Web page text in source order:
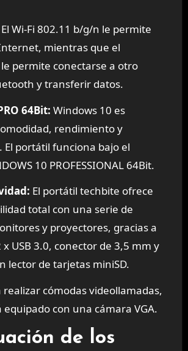
El Wi-Fi 802.11 b/g/n le permite
mientras que el
permite conectarse a otro
y transferir datos.
64Bit: Windows 10 es
rendimiento y
portátil funciona bajo el
10 PROFESSIONAL 64Bit.
El portátil techbite ofrece
total con una serie de
y proyectores, gracias a
USB 3.0, conector de 3,5 mm y
lector de tarjetas miniSD.
realizar cómodas videollamadas,
con una cámara VGA.
de los